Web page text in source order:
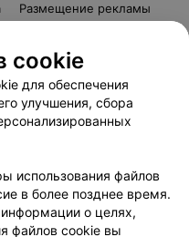
Размещение рекламы
Способы оплаты
103.by
данных
cookie
для обеспечения
улучшения, сбора
использования файлов
в более позднее время.
о целях,
файлов cookie вы